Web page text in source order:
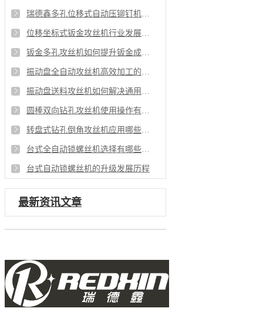
台式自动锁螺丝机的升级发展历程
最新资讯文章